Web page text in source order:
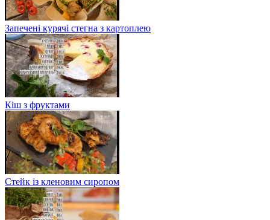
Запечені курячі стегна з картоплею
Кіш з фруктами
Стейк із кленовим сиропом